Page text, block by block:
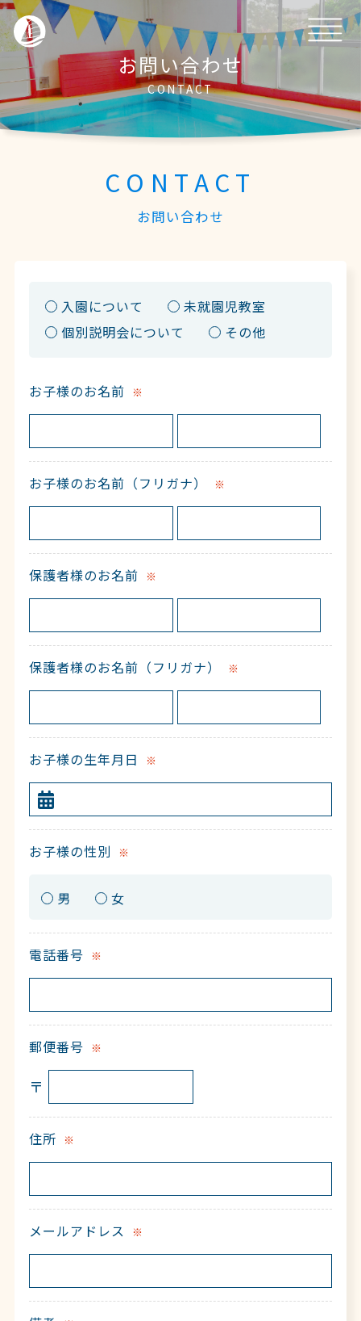
お問い合わせ
CONTACT
CONTACT
お問い合わせ
入園について
未就園児教室
個別説明会について
その他
お子様のお名前 ※
お子様のお名前（フリガナ） ※
保護者様のお名前 ※
保護者様のお名前（フリガナ） ※
お子様の生年月日 ※
お子様の性別 ※
男 女
電話番号 ※
郵便番号 ※
〒
住所 ※
メールアドレス ※